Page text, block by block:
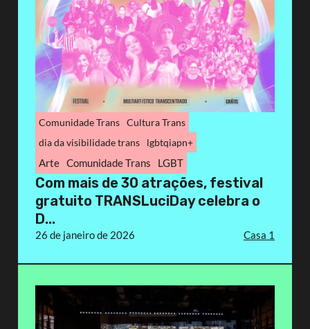
Comunidade Trans Cultura Trans
dia da visibilidade trans
lgbtqiapn+
Arte Comunidade Trans LGBT
Com mais de 30 atrações, festival
gratuito TRANSLuciDay celebra o
D...
26 de janeiro de 2026 Casa 1